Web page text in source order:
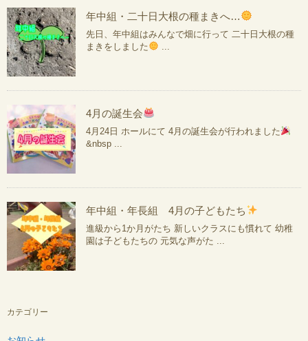
年中組・二十日大根の種まきへ…
先日、年中組はみんなで畑に行って 二十日大根の種
まきをしました
4月の誕生会
4月24日 ホールにて 4月の誕生会が行われました
&nbsp ...
年中組・年長組 4月の子どもたち
進級から1か月がたち 新しいクラスにも慣れて 幼稚
園は子どもたちの 元気な声がた ...
カテゴリー